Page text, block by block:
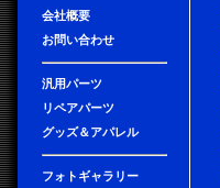
会社概要
お問い合わせ
汎用パーツ
リペアパーツ
グッズ＆アパレル
フォトギャラリー